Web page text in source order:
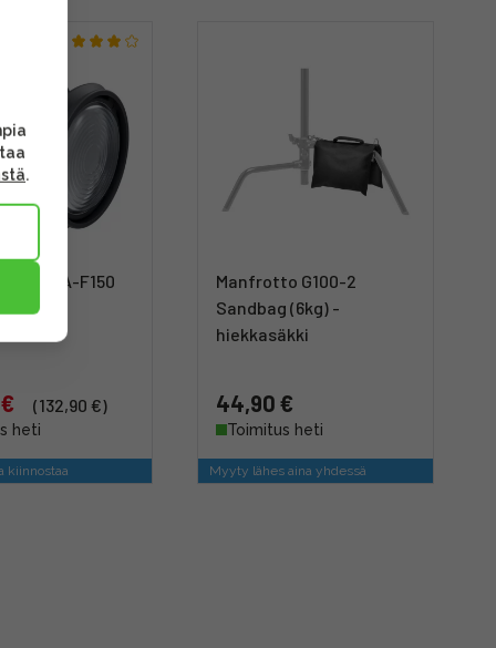
4246 RA-F150
(132,90 €)
heti
kiinnostaa
Manfrotto G100-2
Sandbag (6kg) -
hiekkasäkki
44,90 €
Toimitus heti
Myyty lähes aina yhdessä
.